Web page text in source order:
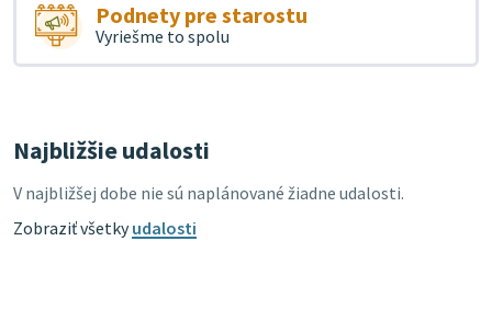
Podnety pre starostu
Vyriešme to spolu
Najbližšie udalosti
V najbližšej dobe nie sú naplánované žiadne udalosti.
Zobraziť všetkyudalosti